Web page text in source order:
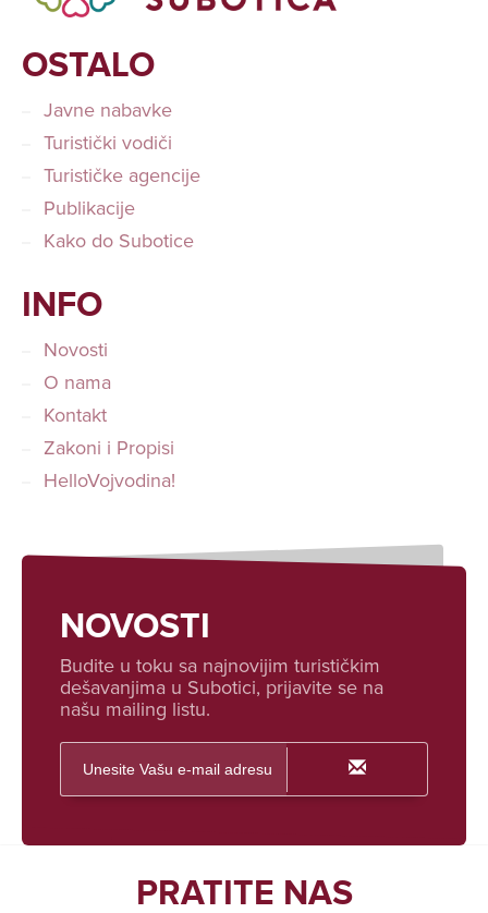
OSTALO
Javne nabavke
Turistički vodiči
Turističke agencije
Publikacije
Kako do Subotice
INFO
Novosti
O nama
Kontakt
Zakoni i Propisi
HelloVojvodina!
NOVOSTI
Budite u toku sa najnovijim turističkim
dešavanjima u Subotici, prijavite se na
našu mailing listu.
PRATITE NAS